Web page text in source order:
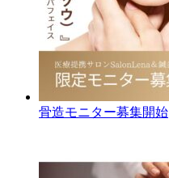
骨造モニター募集開始